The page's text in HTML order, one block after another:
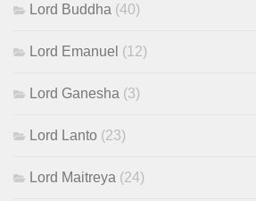
Lord Buddha (40)
Lord Emanuel (12)
Lord Ganesha (3)
Lord Lanto (23)
Lord Maitreya (24)